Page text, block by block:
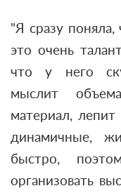
"Я сразу
это очень
что у него
мыслит
материал,
динамичные,
быстро,
организовать